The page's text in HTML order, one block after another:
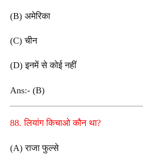
(B) अमेरिका
(C) चीन
(D) इनमें से कोई नहीं
Ans:- (B)
88. लियांग किचाओ कौन था?
(A) राजा फुल्से